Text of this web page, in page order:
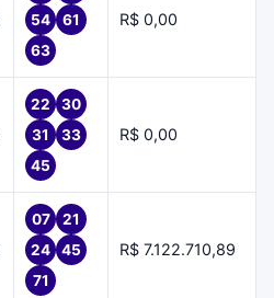
54
61
63
R$ 0,00
22
30
31
33
45
R$ 0,00
07
21
24
45
71
R$ 7.122.710,89